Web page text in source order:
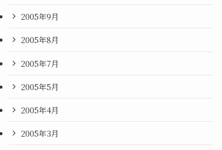
2005年9月
2005年8月
2005年7月
2005年5月
2005年4月
2005年3月